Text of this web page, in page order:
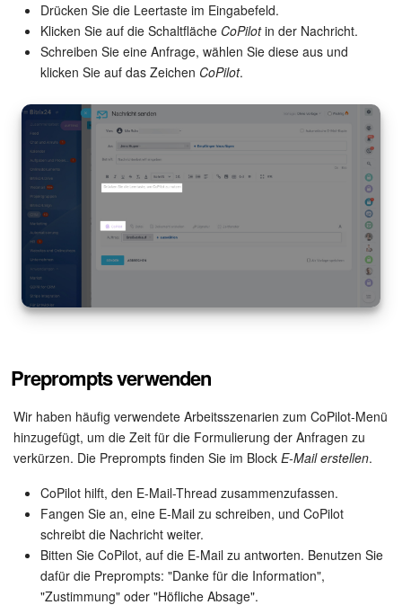
Mitarbeiter-Widget
Marketing
Vertriebsstelle
CRM-Analytik
BI-Builder
Automatisierung
Onlineshop
Websites
Anwendungen
Wissensbasis
Videokonferenzen
Telefonie
Drücken Sie die Leertaste im Eingabefeld.
Klicken Sie auf die Schaltfläche CoPilotin der Nachricht.
Schreiben Sie eine Anfrage, wählen Sie diese aus und
klicken Sie auf das Zeichen CoPilot.
Preprompts verwenden
Wir haben häufig verwendete Arbeitsszenarien zum CoPilot-Menü
hinzugefügt, um die Zeit für die Formulierung der Anfragen zu
verkürzen. Die Preprompts finden Sie im Block E-Mail erstellen.
CoPilot hilft, den E-Mail-Thread zusammenzufassen.
Fangen Sie an, eine E-Mail zu schreiben, und CoPilot
schreibt die Nachricht weiter.
Bitten Sie CoPilot, auf die E-Mail zu antworten. Benutzen Sie
dafür die Preprompts: "Danke für die Information",
"Zustimmung" oder "Höfliche Absage".